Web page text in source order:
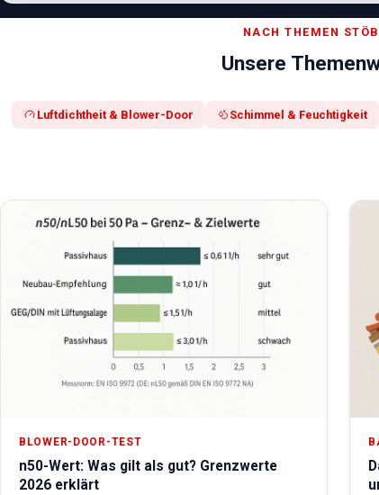
NACH THEMEN
Unsere
Luftdichtheit & Blower-Door Schimmel & Feuchtigkeit
BLOWER-DOOR-TEST
n50-Wert: Was gilt als gut? Grenzwerte
2026 erklärt